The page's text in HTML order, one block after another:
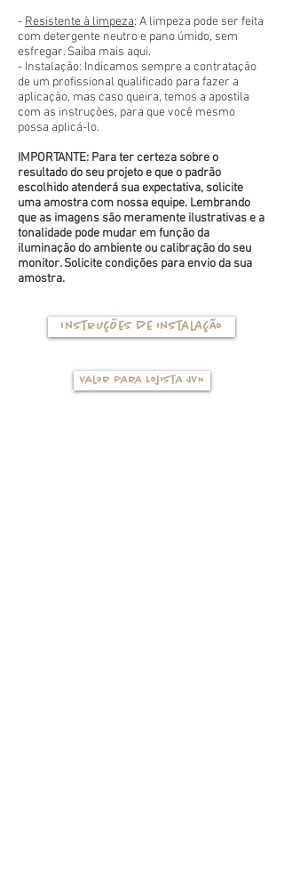
- Resistente à limpeza: A limpeza pode ser feita
com detergente neutro e pano úmido, sem
esfregar. Saiba mais aqui.
- Instalação: Indicamos sempre a contratação
de um profissional qualificado para fazer a
aplicação, mas caso queira, temos a apostila
com as instruções, para que você mesmo
possa aplicá-lo.
IMPORTANTE: Para ter certeza sobre o
resultado do seu projeto e que o padrão
escolhido atenderá sua expectativa, solicite
uma amostra com nossa equipe. Lembrando
que as imagens são meramente ilustrativas e a
tonalidade pode mudar em função da
iluminação do ambiente ou calibração do seu
monitor. Solicite condições para envio da sua
amostra.
Instruções de instalação
Valor para Lojista JVN